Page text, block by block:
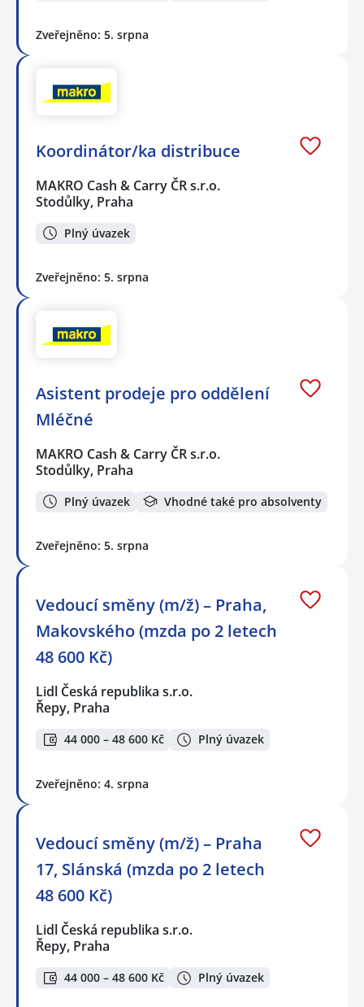
Zveřejněno: 5. srpna
Koordinátor/ka distribuce
MAKRO Cash & Carry ČR s.r.o.
Stodůlky, Praha
Plný úvazek
Zveřejněno: 5. srpna
Asistent prodeje pro oddělení
Mléčné
MAKRO Cash & Carry ČR s.r.o.
Stodůlky, Praha
Plný úvazek Vhodné také pro absolventy
Zveřejněno: 5. srpna
Vedoucí směny (m/ž) – Praha,
Makovského (mzda po 2 letech
48 600 Kč)
Lidl Česká republika s.r.o.
Řepy, Praha
44 000 – 48 600 Kč Plný úvazek
Zveřejněno: 4. srpna
Vedoucí směny (m/ž) – Praha
17, Slánská (mzda po 2 letech
48 600 Kč)
Lidl Česká republika s.r.o.
Řepy, Praha
44 000 – 48 600 Kč Plný úvazek